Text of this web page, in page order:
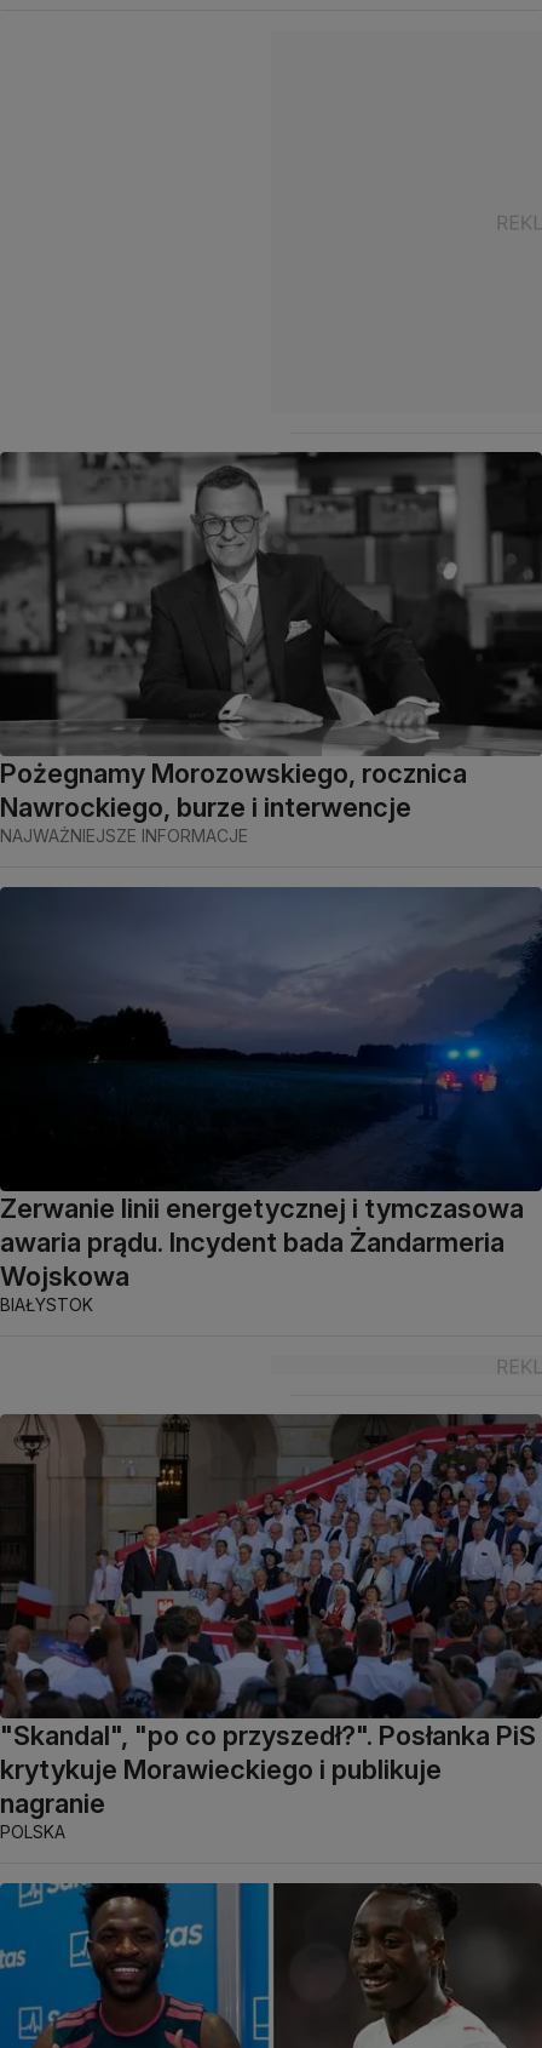
Pożegnamy Morozowskiego, rocznica
Nawrockiego, burze i interwencje
NAJWAŻNIEJSZE INFORMACJE
Zerwanie linii energetycznej i tymczasowa
awaria prądu. Incydent bada Żandarmeria
Wojskowa
BIAŁYSTOK
"Skandal", "po co przyszedł?". Posłanka PiS
krytykuje Morawieckiego i publikuje
nagranie
POLSKA